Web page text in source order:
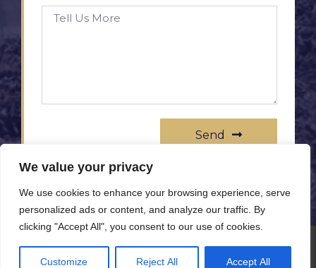
We value your privacy
We use cookies to enhance your browsing experience, serve
personalized ads or content, and analyze our traffic. By
clicking "Accept All", you consent to our use of cookies.
Customize Reject All Accept All
Send
© All rights reserved www.rameprezzo.it